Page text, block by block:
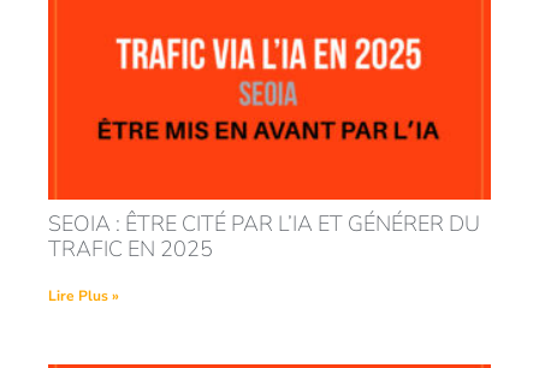
SEOIA : ÊTRE CITÉ PAR L’IA ET GÉNÉRER DU
TRAFIC EN 2025
Lire Plus »